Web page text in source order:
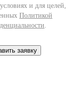
и для целей,
Политикой
заявку